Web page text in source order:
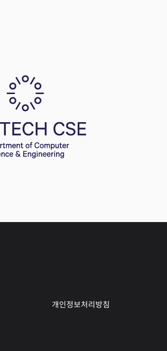
개인정보처리방침